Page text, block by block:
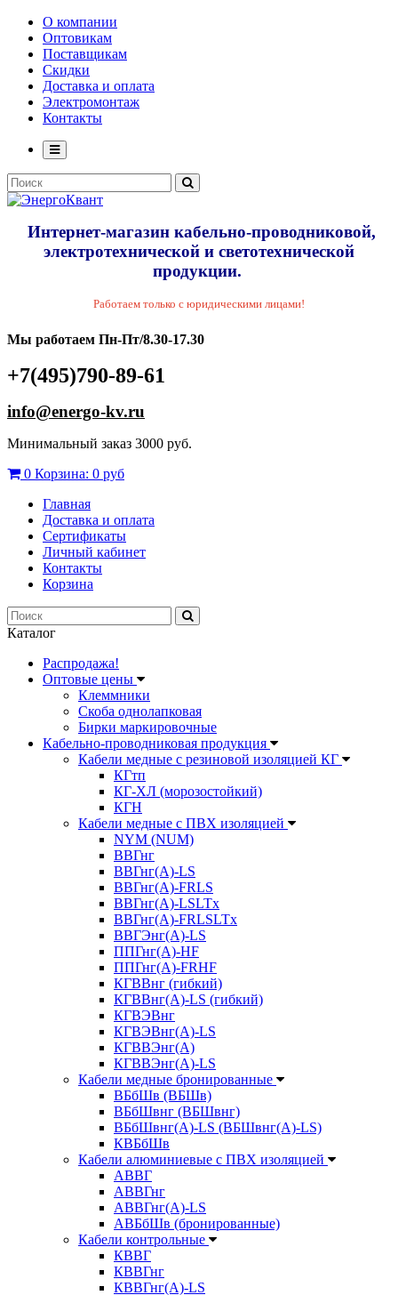
О компании
Оптовикам
Поставщикам
Скидки
Доставка и оплата
Электромонтаж
Контакты
Интернет-магазин кабельно-проводниковой,
электротехнической и светотехнической
продукции.
Работаем только с юридическими лицами!
Мы работаем Пн-Пт/8.30-17.30
+7(495)790-89-61
info@energo-kv.ru
Минимальный заказ 3000 руб.
0 Корзина: 0 руб
Главная
Доставка и оплата
Сертификаты
Личный кабинет
Контакты
Корзина
Каталог
Распродажа!
Оптовые цены
Клеммники
Скоба однолапковая
Бирки маркировочные
Кабельно-проводниковая продукция
Кабели медные с резиновой изоляцией КГ
КГтп
КГ-ХЛ (морозостойкий)
КГН
Кабели медные с ПВХ изоляцией
NYM (NUM)
ВВГнг
ВВГнг(А)-LS
ВВГнг(А)-FRLS
ВВГнг(A)-LSLTx
ВВГнг(A)-FRLSLTx
ВВГЭнг(А)-LS
ППГнг(А)-HF
ППГнг(А)-FRHF
КГВВнг (гибкий)
КГВВнг(А)-LS (гибкий)
КГВЭВнг
КГВЭВнг(А)-LS
КГВВЭнг(А)
КГВВЭнг(А)-LS
Кабели медные бронированные
ВБбШв (ВБШв)
ВБбШвнг (ВБШвнг)
ВБбШвнг(А)-LS (ВБШвнг(А)-LS)
КВБбШв
Кабели алюминиевые с ПВХ изоляцией
АВВГ
АВВГнг
АВВГнг(А)-LS
АВБбШв (бронированные)
Кабели контрольные
КВВГ
КВВГнг
КВВГнг(А)-LS